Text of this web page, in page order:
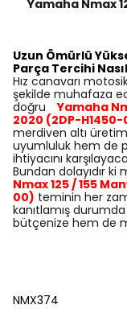
Yamaha Nmax
Uzun Ömürlü
Parça Tercihi
Hız canavarı
şekilde muhafaza
doğru
Yamaha
2020 (2DP-
merdiven altı
uyumluluk hem de
ihtiyacını
Bundan dolayıdır
Nmax 125 / 155
00) teminin her
kanıtlamış
bütçenize hem de
NMX374